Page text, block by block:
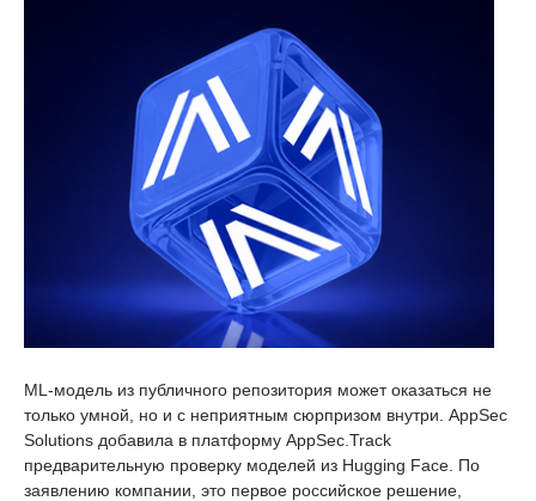
ML-модель из публичного репозитория может оказаться не
только умной, но и с неприятным сюрпризом внутри. AppSec
Solutions добавила в платформу AppSec.Track
предварительную проверку моделей из Hugging Face. По
заявлению компании, это первое российское решение,